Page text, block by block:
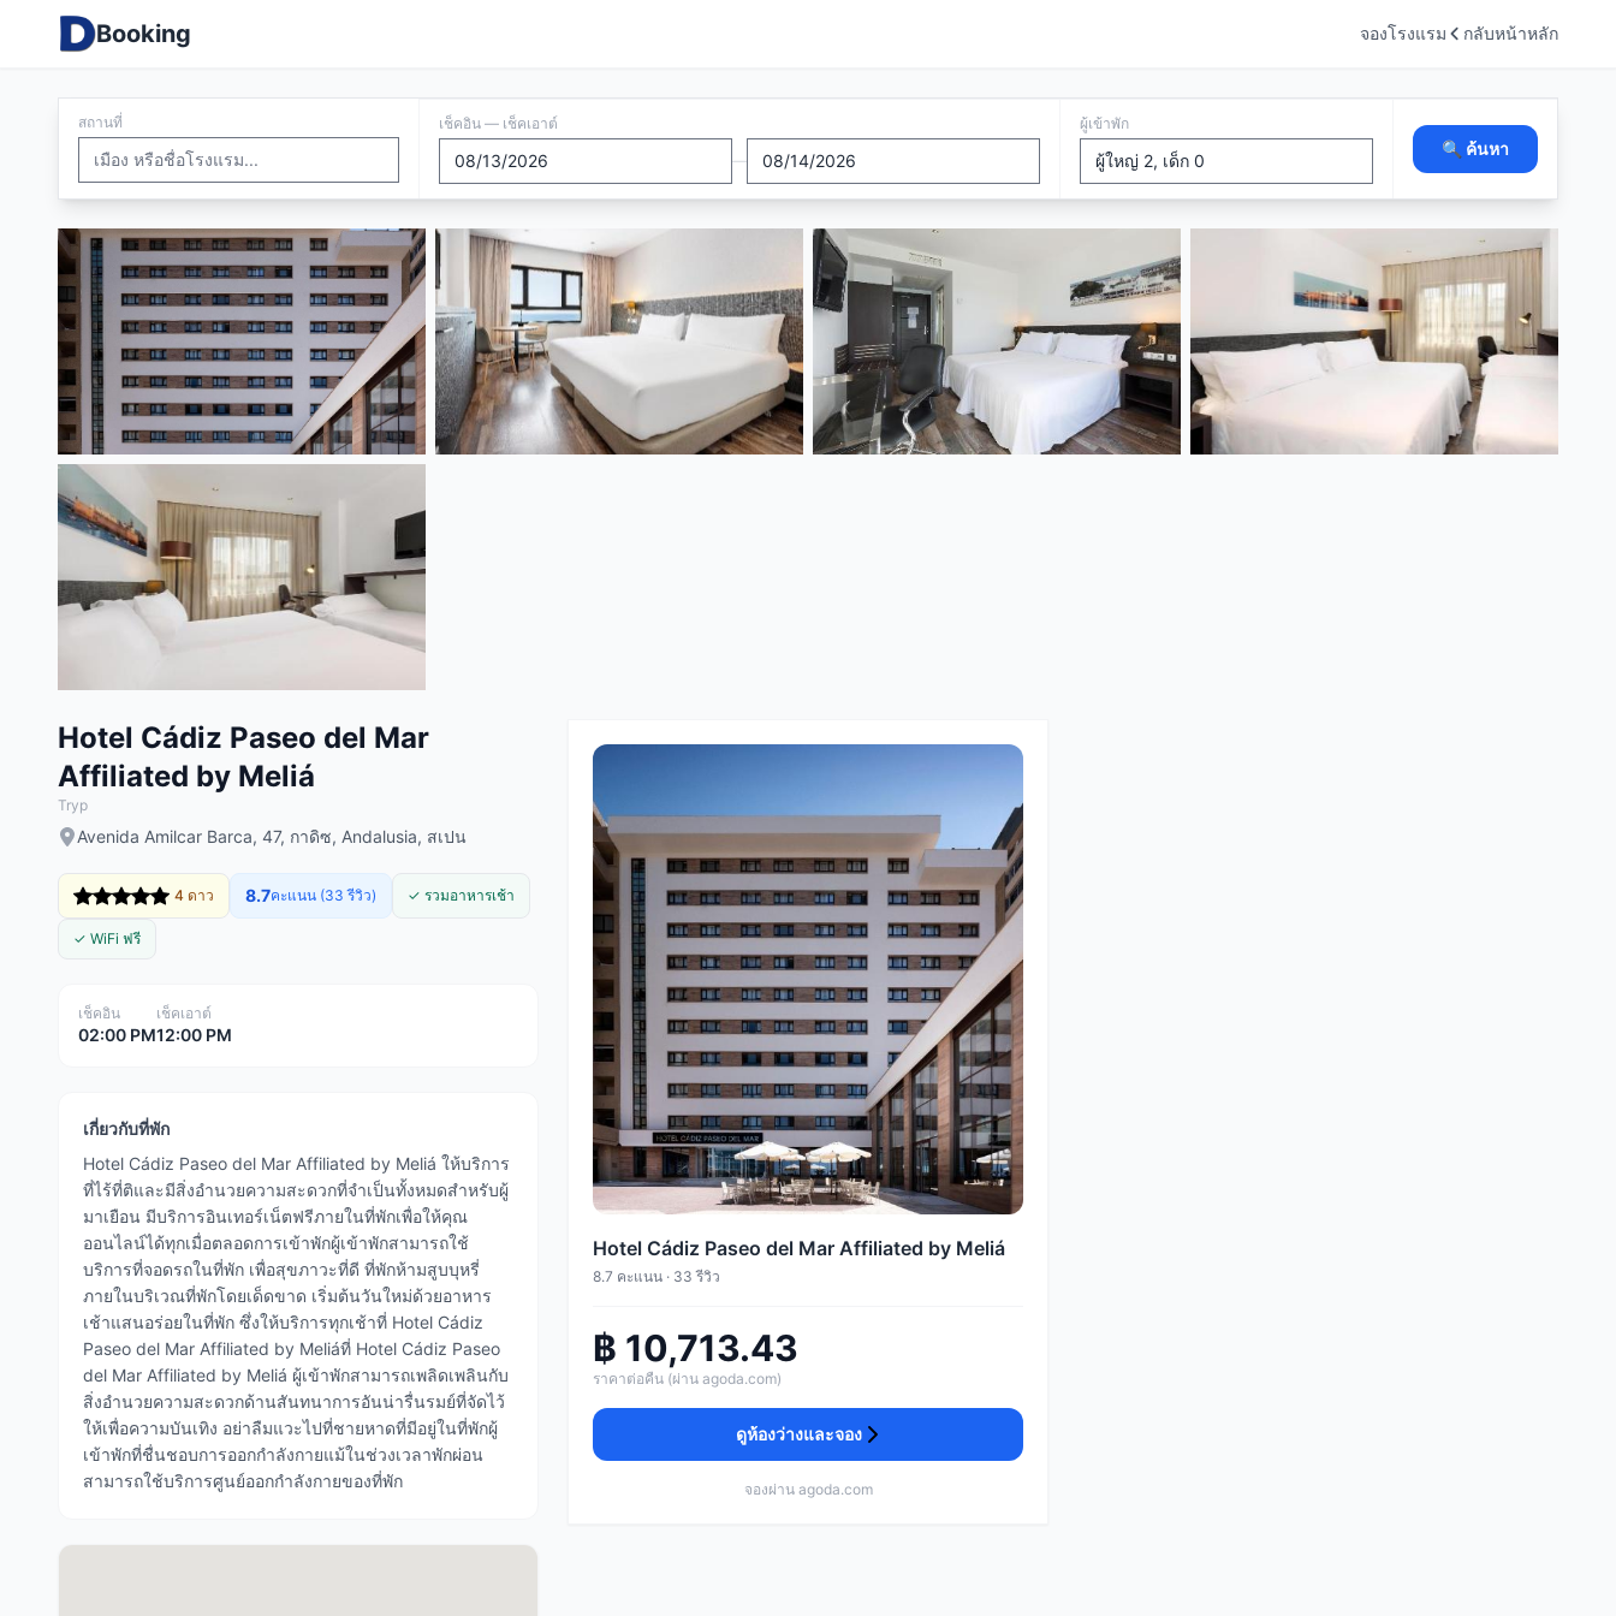
Booking จองโรงแรม กลับหน้าหลัก
สถานที่ เช็คอิน — เช็คเอาต์
—
ผู้เข้าพัก
🔍 ค้นหา
Hotel Cádiz Paseo del Mar
Affiliated by Meliá
Tryp
Avenida Amilcar Barca, 47, กาดิซ, Andalusia, สเปน
4 ดาว 8.7คะแนน (33 รีวิว) ✓ รวมอาหารเช้า
✓ WiFi ฟรี
เช็คอิน
02:00 PM
เช็คเอาต์
12:00 PM
เกี่ยวกับที่พัก
Hotel Cádiz Paseo del Mar Affiliated by Meliá ให้บริการ
ที่ไร้ที่ติและมีสิ่งอำนวยความสะดวกที่จำเป็นทั้งหมดสำหรับผู้
มาเยือน มีบริการอินเทอร์เน็ตฟรีภายในที่พักเพื่อให้คุณ
ออนไลน์ได้ทุกเมื่อตลอดการเข้าพักผู้เข้าพักสามารถใช้
บริการที่จอดรถในที่พัก เพื่อสุขภาวะที่ดี ที่พักห้ามสูบบุหรี่
ภายในบริเวณที่พักโดยเด็ดขาด เริ่มต้นวันใหม่ด้วยอาหาร
เช้าแสนอร่อยในที่พัก ซึ่งให้บริการทุกเช้าที่ Hotel Cádiz
Paseo del Mar Affiliated by Meliáที่ Hotel Cádiz Paseo
del Mar Affiliated by Meliá ผู้เข้าพักสามารถเพลิดเพลินกับ
สิ่งอำนวยความสะดวกด้านสันทนาการอันน่ารื่นรมย์ที่จัดไว้
ให้เพื่อความบันเทิง อย่าลืมแวะไปที่ชายหาดที่มีอยู่ในที่พักผู้
เข้าพักที่ชื่นชอบการออกกำลังกายแม้ในช่วงเวลาพักผ่อน
สามารถใช้บริการศูนย์ออกกำลังกายของที่พัก
Hotel Cádiz Paseo del Mar Affiliated by Meliá
8.7 คะแนน · 33 รีวิว
฿ 10,713.43
ราคาต่อคืน (ผ่าน agoda.com)
ดูห้องว่างและจอง
จองผ่าน agoda.com